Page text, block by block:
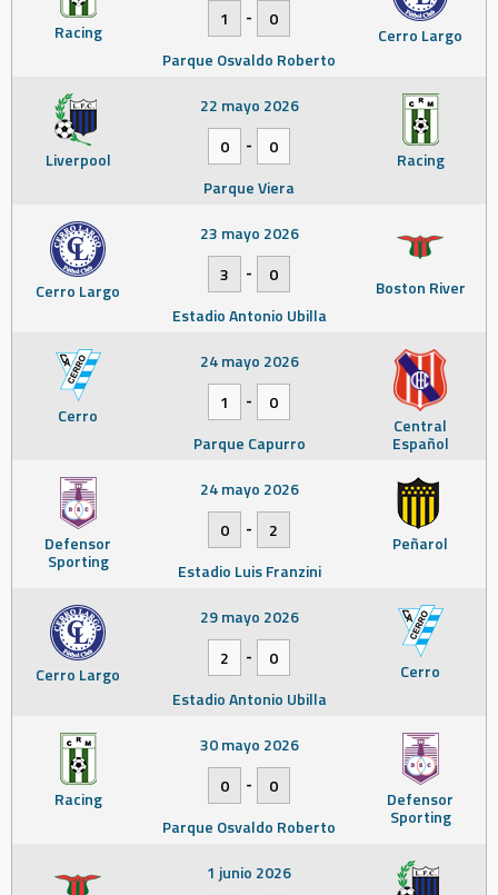
Racing Cerro Largo
1
-
0
Parque Osvaldo Roberto
Liverpool Racing
22 mayo 2026
0
-
0
Parque Viera
Cerro Largo Boston River
23 mayo 2026
3
-
0
Estadio Antonio Ubilla
Cerro Central
Español
24 mayo 2026
1
-
0
Parque Capurro
Defensor
Sporting
Peñarol
24 mayo 2026
0
-
2
Estadio Luis Franzini
Cerro Largo Cerro
29 mayo 2026
2
-
0
Estadio Antonio Ubilla
Racing Defensor
Sporting
30 mayo 2026
0
-
0
Parque Osvaldo Roberto
1 junio 2026